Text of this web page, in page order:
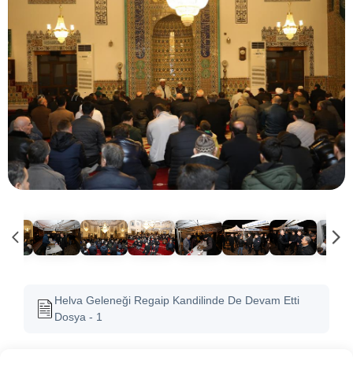
Helva Geleneği Regaip Kandilinde De Devam Etti
Dosya - 1